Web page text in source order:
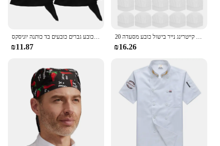
the best possible light, whether you're serving a
small intimate gathering or a large-scale event.
₪11.87 ₪16.26